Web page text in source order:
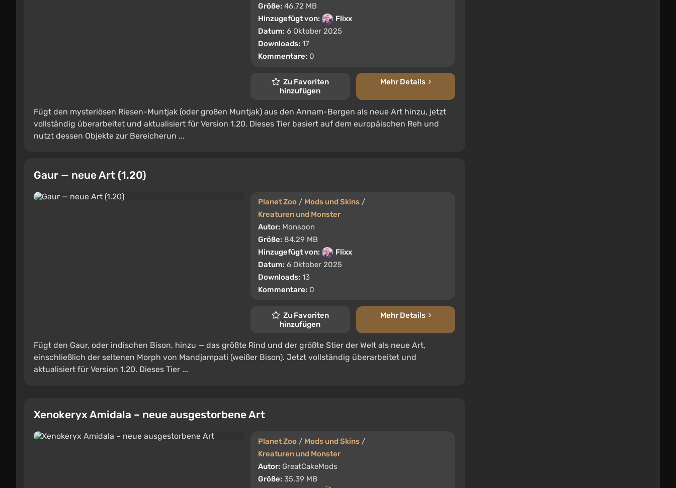
Größe: 46.72 MB
Hinzugefügt von:
Flixx
Datum: 6 Oktober 2025
Downloads: 17
Kommentare: 0
Zu Favoriten
hinzufügen
Mehr Details
Fügt den mysteriösen Riesen-Muntjak (oder großen Muntjak) aus den Annam-Bergen als neue Art hinzu, jetzt
vollständig überarbeitet und aktualisiert für Version 1.20. Dieses Tier basiert auf dem europäischen Reh und
nutzt dessen Objekte zur Bereicherun ...
Gaur — neue Art (1.20)
Planet Zoo / Mods und Skins /
Kreaturen und Monster
Autor: Monsoon
Größe: 84.29 MB
Hinzugefügt von:
Flixx
Datum: 6 Oktober 2025
Downloads: 13
Kommentare: 0
Zu Favoriten
hinzufügen
Mehr Details
Fügt den Gaur, oder indischen Bison, hinzu — das größte Rind und der größte Stier der Welt als neue Art,
einschließlich der seltenen Morph von Mandjampati (weißer Bison). Jetzt vollständig überarbeitet und
aktualisiert für Version 1.20. Dieses Tier ...
Xenokeryx Amidala – neue ausgestorbene Art
Planet Zoo / Mods und Skins /
Kreaturen und Monster
Autor: GreatCakeMods
Größe: 35.39 MB